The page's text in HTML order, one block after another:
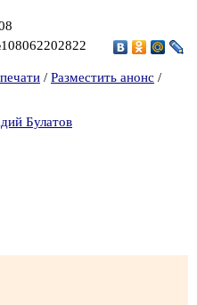
/ Разместить анонс /
Булатов